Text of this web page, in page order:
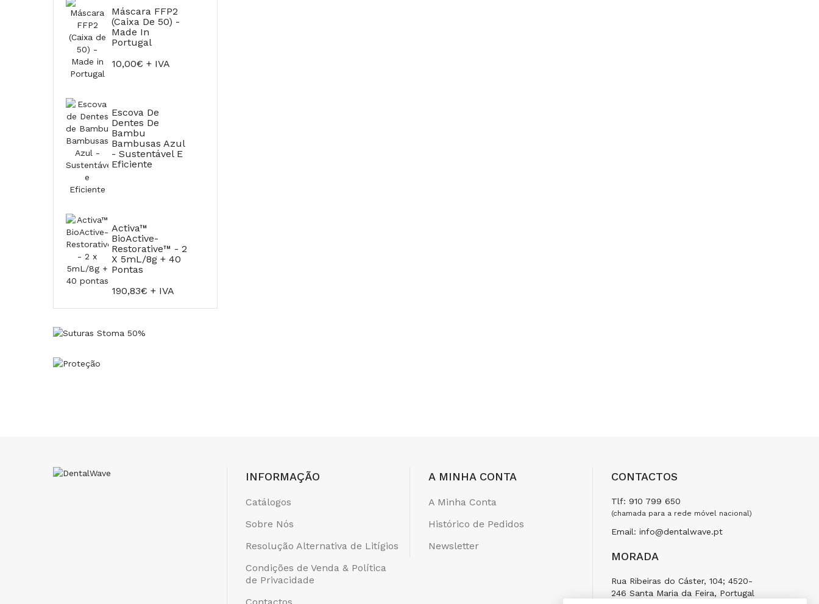
Máscara FFP2
(Caixa De 50) -
Made In
Portugal
10,00€ + IVA
Escova De
Dentes De
Bambu
Bambusas Azul
- Sustentável E
Eficiente
Activa™
BioActive-
Restorative™ - 2
X 5mL/8g + 40
Pontas
190,83€ + IVA
INFORMAÇÃO
Catálogos
Sobre Nós
Resolução Alternativa de Litígios
Condições de Venda & Política
de Privacidade
A MINHA CONTA
A Minha Conta
Histórico de Pedidos
Newsletter
CONTACTOS
Tlf: 910 799 650
(chamada para a rede móvel nacional)
Email: info@dentalwave.pt
MORADA
Rua Ribeiras do Cáster, 104; 4520-
246 Santa Maria da Feira, Portugal